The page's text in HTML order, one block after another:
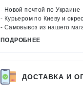
- Новой почтой по Украине
- Курьером по Киеву и
- Самовывоз из нашего
ПОДРОБНЕЕ
ДОСТАВКА И